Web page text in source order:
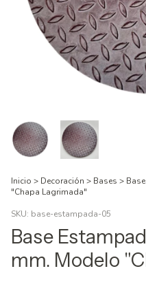
Inicio > Decoración > Bases >
"Chapa Lagrimada"
SKU: base-estampada-05
Base
mm. Modelo